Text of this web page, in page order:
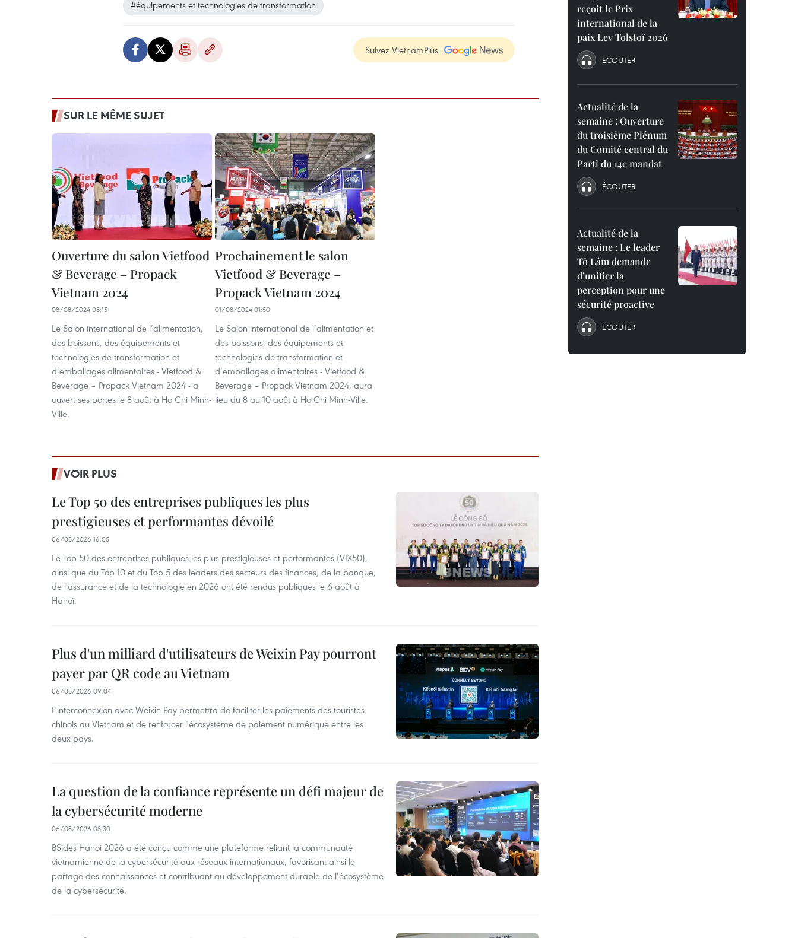
#équipements et technologies de transformation
Suivez VietnamPlus
SUR LE MÊME SUJET
Ouverture du salon Vietfood
& Beverage – Propack
Vietnam 2024
08/08/2024 08:15
Le Salon international de l’alimentation,
des boissons, des équipements et
technologies de transformation et
d’emballages alimentaires - Vietfood &
Beverage – Propack Vietnam 2024 - a
ouvert ses portes le 8 août à Ho Chi Minh-
Ville.
Prochainement le salon
Vietfood & Beverage –
Propack Vietnam 2024
01/08/2024 01:50
Le Salon international de l’alimentation et
des boissons, des équipements et
technologies de transformation et
d’emballages alimentaires - Vietfood &
Beverage – Propack Vietnam 2024, aura
lieu du 8 au 10 août à Ho Chi Minh-Ville.
VOIR PLUS
Le Top 50 des entreprises publiques les plus
prestigieuses et performantes dévoilé
06/08/2026 16:05
Le Top 50 des entreprises publiques les plus prestigieuses et performantes (VIX50),
ainsi que du Top 10 et du Top 5 des leaders des secteurs des finances, de la banque,
de l'assurance et de la technologie en 2026 ont été rendus publiques le 6 août à
Hanoï.
Plus d'un milliard d'utilisateurs de Weixin Pay pourront
payer par QR code au Vietnam
06/08/2026 09:04
L'interconnexion avec Weixin Pay permettra de faciliter les paiements des touristes
chinois au Vietnam et de renforcer l'écosystème de paiement numérique entre les
deux pays.
La question de la confiance représente un défi majeur de
la cybersécurité moderne
06/08/2026 08:30
BSides Hanoi 2026 a été conçu comme une plateforme reliant la communauté
vietnamienne de la cybersécurité aux réseaux internationaux, favorisant ainsi le
partage des connaissances et contribuant au développement durable de l’écosystème
de la cybersécurité.
reçoit le Prix
international de la
paix Lev Tolstoï 2026
ÉCOUTER
Actualité de la
semaine : Ouverture
du troisième Plénum
du Comité central du
Parti du 14e mandat
ÉCOUTER
Actualité de la
semaine : Le leader
Tô Lâm demande
d’unifier la
perception pour une
sécurité proactive
ÉCOUTER